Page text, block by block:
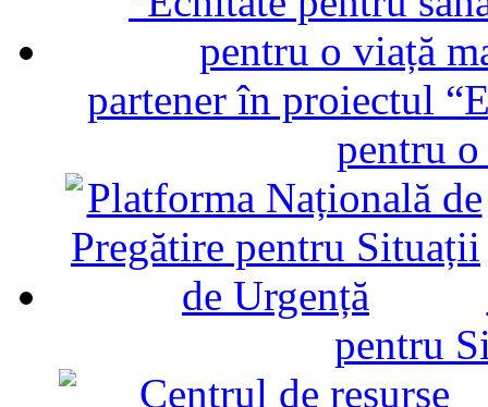
partener în proiectul
pentru
pentru